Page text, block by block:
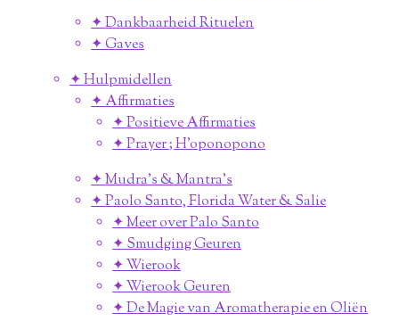
✦ Dankbaarheid Rituelen
✦ Gaves
✦ Hulpmidellen
✦ Affirmaties
✦ Positieve Affirmaties
✦ Prayer ; H'oponopono
✦ Mudra's & Mantra's
✦ Paolo Santo, Florida Water & Salie
✦ Meer over Palo Santo
✦ Smudging Geuren
✦ Wierook
✦ Wierook Geuren
✦ De Magie van Aromatherapie en Oliën